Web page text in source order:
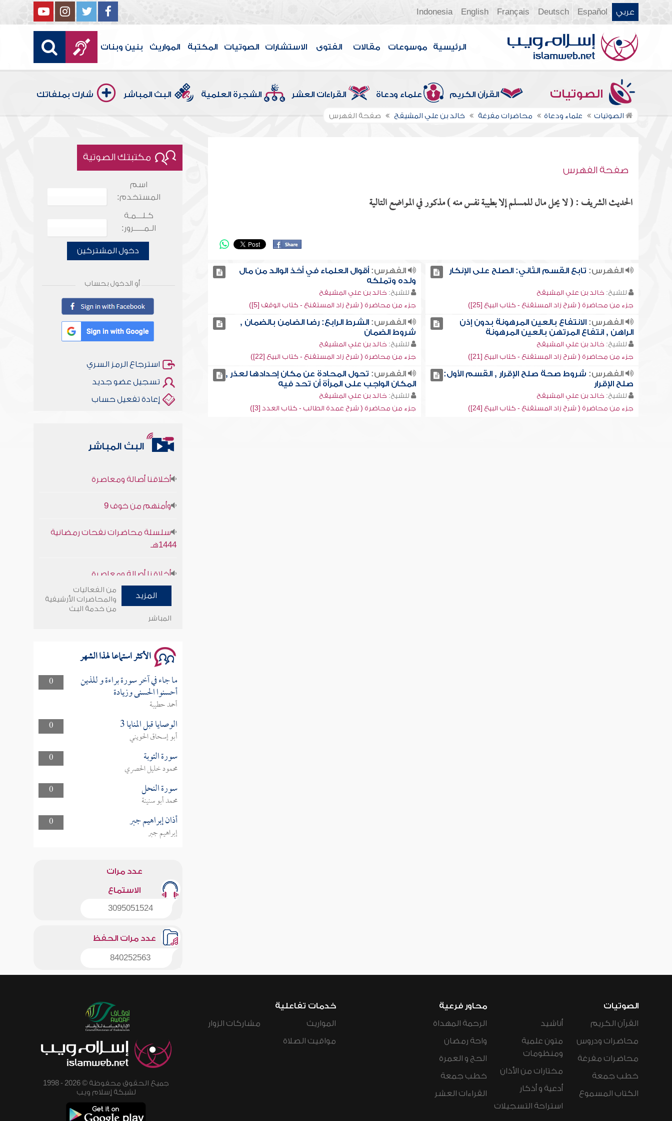
عربي Español
Deutsch
Français
English
Indonesia
الرئيسية موسوعات مقالات الفتوى الاستشارات الصوتيات المكتبة المواريث بنين وبنات
الصوتيات القرآن الكريم علماء ودعاة القراءات العشر الشجرة العلمية البث المباشر شارك بملفاتك
الصوتيات علماء ودعاة محاضرات مفرغة خالد بن علي المشيقح صفحة الفهرس
صفحة الفهرس
الحديث الشريف : ( لا يحل مال للمسلم إلا بطيبة نفس منه ) مذكور في المواضع التالية
الفهرس: تابع القسم الثاني: الصلح على الإنكار
للشيخ: خالد بن علي المشيقح
جزء من محاضرة ( شرح زاد المستقنع - كتاب البيع [25])
الفهرس: أقوال العلماء في أخذ الوالد من مال
ولده وتملكه
للشيخ: خالد بن علي المشيقح
جزء من محاضرة ( شرح زاد المستقنع - كتاب الوقف [5])
الفهرس:الانتفاع بالعين المرهونة بدون إذن
الراهن , انتفاع المرتهن بالعين المرهونة
للشيخ: خالد بن علي المشيقح
جزء من محاضرة ( شرح زاد المستقنع - كتاب البيع [21])
الفهرس: الشرط الرابع: رضا الضامن بالضمان ,
شروط الضمان
للشيخ: خالد بن علي المشيقح
جزء من محاضرة ( شرح زاد المستقنع - كتاب البيع [22])
الفهرس: شروط صحة صلح الإقرار , القسم الأول:
صلح الإقرار
للشيخ: خالد بن علي المشيقح
جزء من محاضرة ( شرح زاد المستقنع - كتاب البيع [24])
الفهرس: تحول المحادة عن مكان إحدادها لعذر ,
المكان الواجب على المرأة أن تحد فيه
للشيخ: خالد بن علي المشيقح
جزء من محاضرة ( شرح عمدة الطالب - كتاب العدد [3])
مكتبتك الصوتية
اسم
المستخدم:
كـلـــمـة
الـمـــــرور:
دخول المشتركين
أو الدخول بحساب
استرجاع الرمز السري
تسجيل عضو جديد
إعادة تفعيل حساب
البث المباشر
1444هـ
وأمنهم من خوف 9
سلسلة محاضرات نفحات رمضانية
المزيد
من الفعاليات
والمحاضرات الأرشيفية
من خدمة البث
المباشر
الأكثر استماعا لهذا الشهر
0 ما جاء في آخر سورة براءة و للذين
أحسنوا الحسنى وزيادة
أحمد حطيبة
0
الوصايا قبل المنايا 3
أبو إسحاق الحويني
0
سورة التوبة
محمود خليل الحصري
0
سورة النحل
محمد أبو سنينة
0
أذان إبراهيم جبر
إبراهيم جبر
عدد مرات
الاستماع
3095051524
عدد مرات الحفظ
840252563
الصوتيات
القرآن الكريم
محاضرات ودروس
محاضرات مفرغة
خطب جمعة
الكتاب المسموع
أناشيد
متون علمية
ومنظومات
مختارات من الأذان
أدعية و أذكار
استراحة التسجيلات
محاور فرعية
الرحمة المهداة
واحة رمضان
الحج و العمرة
خطب جمعة
القراءات العشر
خدمات تفاعلية
المواريث
مواقيت الصلاة
مشاركات الزوار
جميع الحقوق محفوظة © 2026 - 1998
لشبكة إسلام ويب